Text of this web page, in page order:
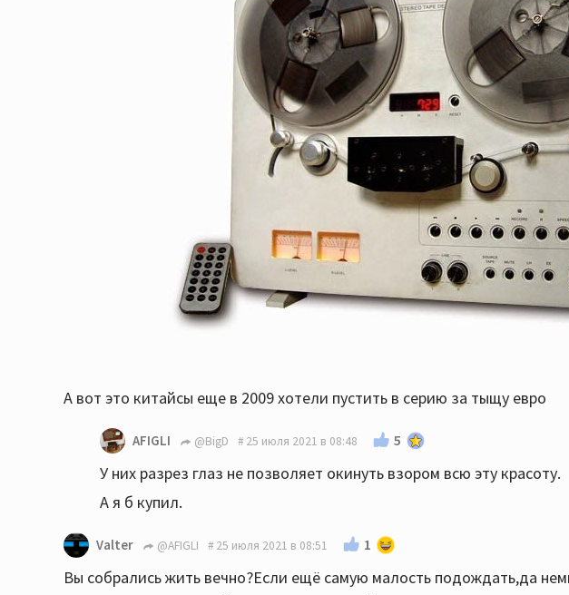
А вот это китайсы еще в 2009 хотели пустить в серию за тыщу евро
AFIGLI @BigD 25 июля 2021 в 08:48 5
У них разрез глаз не позволяет окинуть взором всю эту красоту.
А я б купил.
Valter @AFIGLI 25 июля 2021 в 08:51 1
Вы собрались жить вечно?Если ещё самую малость подождать,да